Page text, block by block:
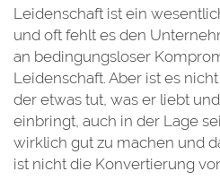
Leidenschaft ist ein
und oft fehlt es den
an bedingungsloser
Leidenschaft. Aber ist es
der etwas tut, was er liebt
einbringt, auch in der Lage
wirklich gut zu machen und
ist nicht die Konvertierung